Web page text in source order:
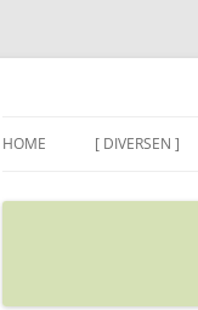
Ga
HOME [ DIVERSEN ]